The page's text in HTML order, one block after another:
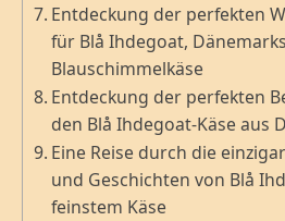
Entdeckung der perfekten
für Blå Ihdegoat,
Blauschimmelkäse
Entdeckung der perfekten
den Blå Ihdegoat-Käse aus
Eine Reise durch die
und Geschichten von Blå
feinstem Käse